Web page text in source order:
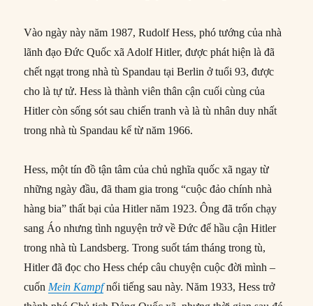
Vào ngày này năm 1987, Rudolf Hess, phó tướng của nhà
lãnh đạo Đức Quốc xã Adolf Hitler, được phát hiện là đã
chết ngạt trong nhà tù Spandau tại Berlin ở tuổi 93, được
cho là tự tử. Hess là thành viên thân cận cuối cùng của
Hitler còn sống sót sau chiến tranh và là tù nhân duy nhất
trong nhà tù Spandau kể từ năm 1966.
Hess, một tín đồ tận tâm của chủ nghĩa quốc xã ngay từ
những ngày đầu, đã tham gia trong “cuộc đảo chính nhà
hàng bia” thất bại của Hitler năm 1923. Ông đã trốn chạy
sang Áo nhưng tình nguyện trở về Đức để hầu cận Hitler
trong nhà tù Landsberg. Trong suốt tám tháng trong tù,
Hitler đã đọc cho Hess chép câu chuyện cuộc đời mình –
cuốn Mein Kampf nổi tiếng sau này. Năm 1933, Hess trở